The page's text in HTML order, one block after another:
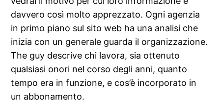
davvero così molto apprezzato. Ogni agenzia
in primo piano sul sito web ha una analisi che
inizia con un generale guarda il organizzazione.
The guy descrive chi lavora, sia ottenuto
qualsiasi onori nel corso degli anni, quanto
tempo era in funzione, e cos’è incorporato in
un abbonamento.